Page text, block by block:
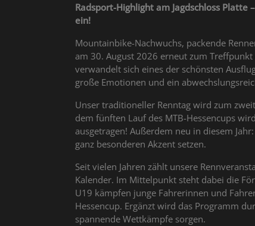
Radsport-Highlight am Jagdschloss
ein!
Mountainbike-Nachwuchs, packende
am 30. August 2026 erneut zum Treffpunkt
verwandelt sich eines der schönsten
große Emotionen und ein
Unser traditioneller Renntag wird zum
dem fünften Lauf des MTB-Hessencups
ausgetragen! Außerdem neu in diesem
ganz besonderen Akzent setzen.
Seit vielen Jahren zählt unsere
Kalender. Im Mittelpunkt steht dabei die
U19 kämpfen junge Fahrerinnen und
Hessencup. Ergänzt wird das Programm
spannende Wettkämpfe sorgen.